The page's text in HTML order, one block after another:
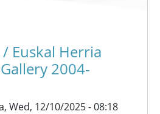
Euskal Herria
2004-
Wed, 12/10/2025 - 08:18